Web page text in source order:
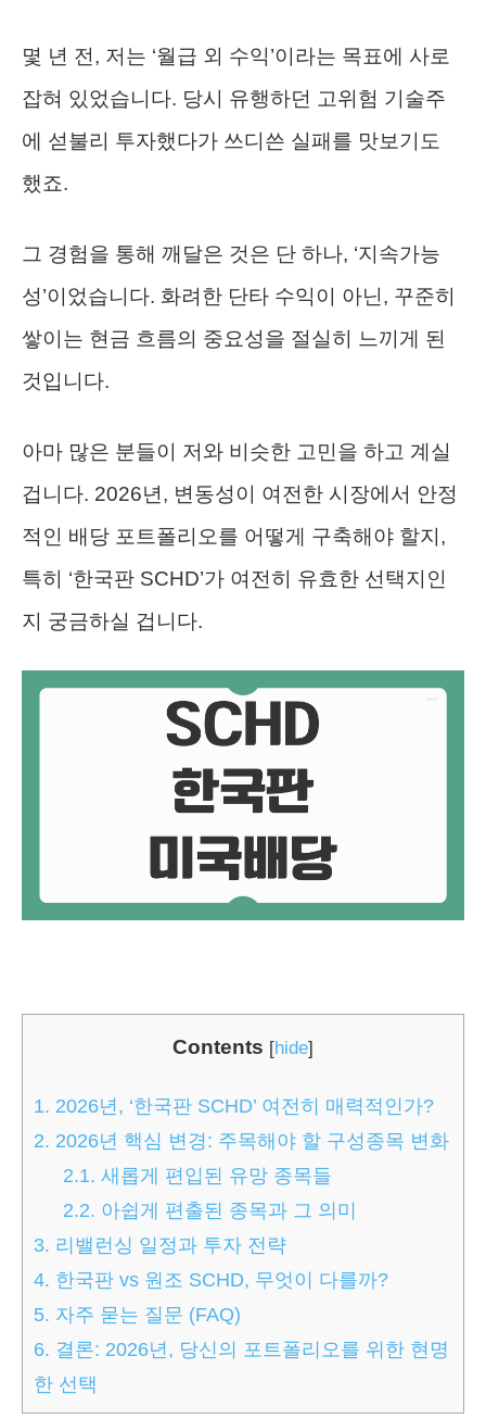
몇 년 전, 저는 ‘월급 외 수익’이라는 목표에 사로
잡혀 있었습니다. 당시 유행하던 고위험 기술주
에 섣불리 투자했다가 쓰디쓴 실패를 맛보기도
했죠.
그 경험을 통해 깨달은 것은 단 하나, ‘지속가능
성’이었습니다. 화려한 단타 수익이 아닌, 꾸준히
쌓이는 현금 흐름의 중요성을 절실히 느끼게 된
것입니다.
아마 많은 분들이 저와 비슷한 고민을 하고 계실
겁니다. 2026년, 변동성이 여전한 시장에서 안정
적인 배당 포트폴리오를 어떻게 구축해야 할지,
특히 ‘한국판 SCHD’가 여전히 유효한 선택지인
지 궁금하실 겁니다.
Contents [hide]
1. 2026년, ‘한국판 SCHD’ 여전히 매력적인가?
2. 2026년 핵심 변경: 주목해야 할 구성종목 변화
2.1. 새롭게 편입된 유망 종목들
2.2. 아쉽게 편출된 종목과 그 의미
3. 리밸런싱 일정과 투자 전략
4. 한국판 vs 원조 SCHD, 무엇이 다를까?
5. 자주 묻는 질문 (FAQ)
6. 결론: 2026년, 당신의 포트폴리오를 위한 현명
한 선택